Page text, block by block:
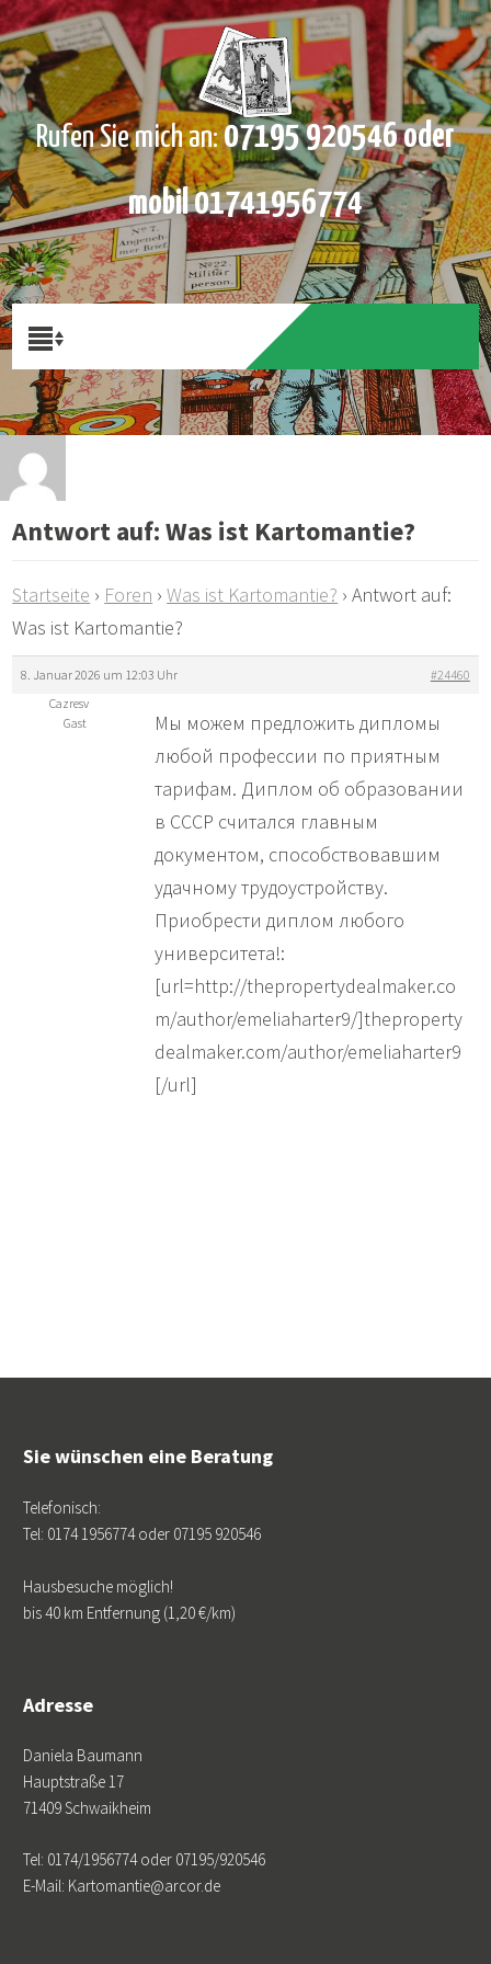
Rufen Sie mich an:07195 920546 oder
mobil 01741956774
Antwort auf: Was ist Kartomantie?
Startseite › Foren › Was ist Kartomantie? › Antwort auf:
Was ist Kartomantie?
8. Januar 2026 um 12:03 Uhr
#24460
Cazresv
Gast
Мы можем предложить дипломы
любой профессии по приятным
тарифам. Диплом об образовании
в СССР считался главным
документом, способствовавшим
удачному трудоустройству.
Приобрести диплом любого
университета!:
[url=http://thepropertydealmaker.co
m/author/emeliaharter9/]theproperty
dealmaker.com/author/emeliaharter9
[/url]
Sie wünschen eine Beratung
Telefonisch:
Tel: 0174 1956774 oder 07195 920546
Hausbesuche möglich!
bis 40 km Entfernung (1,20 €/km)
Adresse
Daniela Baumann
Hauptstraße 17
71409 Schwaikheim
Tel: 0174/1956774 oder 07195/920546
E-Mail: Kartomantie@arcor.de